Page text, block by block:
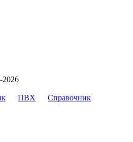
ПВХ Справочник